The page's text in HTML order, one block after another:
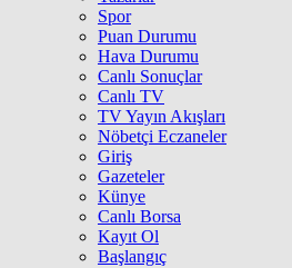
Spor
Puan Durumu
Hava Durumu
Canlı Sonuçlar
Canlı TV
TV Yayın Akışları
Nöbetçi Eczaneler
Giriş
Gazeteler
Künye
Canlı Borsa
Kayıt Ol
Başlangıç